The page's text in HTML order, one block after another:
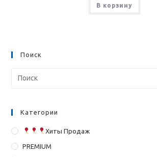
В корзину
Поиск
Категории
Хиты Продаж
PREMIUM